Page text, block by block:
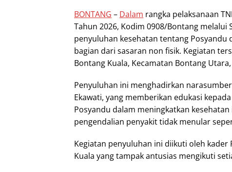
BONTANG – Dalam rangka pelaksanaan
Tahun 2026, Kodim 0908/Bontang melalui
penyuluhan kesehatan tentang Posyandu
bagian dari sasaran non fisik. Kegiatan
Bontang Kuala, Kecamatan Bontang
Penyuluhan ini menghadirkan
Ekawati, yang memberikan edukasi
Posyandu dalam meningkatkan
pengendalian penyakit tidak menular
Kegiatan penyuluhan ini diikuti oleh kader
Kuala yang tampak antusias mengikuti